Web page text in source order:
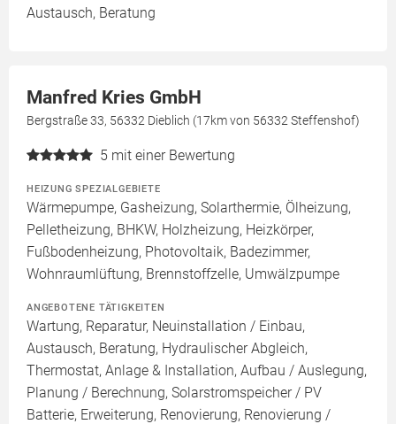
Austausch, Beratung
Manfred Kries GmbH
Bergstraße 33, 56332 Dieblich (17km von 56332 Steffenshof)
5 mit einer Bewertung
HEIZUNG SPEZIALGEBIETE
Wärmepumpe, Gasheizung, Solarthermie, Ölheizung,
Pelletheizung, BHKW, Holzheizung, Heizkörper,
Fußbodenheizung, Photovoltaik, Badezimmer,
Wohnraumlüftung, Brennstoffzelle, Umwälzpumpe
ANGEBOTENE TÄTIGKEITEN
Wartung, Reparatur, Neuinstallation / Einbau,
Austausch, Beratung, Hydraulischer Abgleich,
Thermostat, Anlage & Installation, Aufbau / Auslegung,
Planung / Berechnung, Solarstromspeicher / PV
Batterie, Erweiterung, Renovierung, Renovierung /